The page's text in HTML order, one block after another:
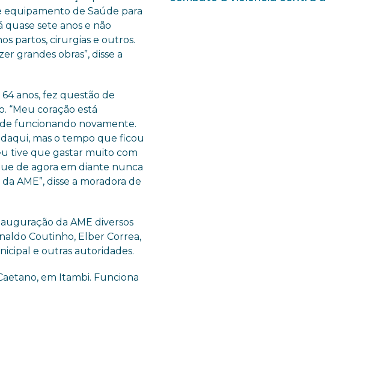
equipamento de Saúde para
sete anos e não
partos, cirurgias e outros.
grandes obras”, disse a
anos, fez questão de
“Meu coração está
funcionando novamente.
mas o tempo que ficou
tive que gastar muito com
de agora em diante nunca
AME”, disse a moradora de
da AME diversos
Coutinho, Elber Correa,
e outras autoridades.
em Itambi. Funciona